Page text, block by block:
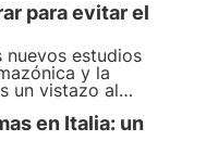
para evitar el
nuevos estudios
y la
un vistazo al
potencias y
cómo vigilar y
territorio en
en Italia: un